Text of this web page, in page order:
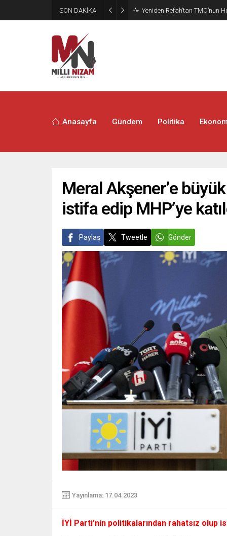
SON DAKİKA Yeniden Refah’tan TMO’nun
Anasayfa Gündem Politika
Meral Akşener’e
istifa edip MHP’ye
Paylaş Tweetle Gönder
Yayınlama: 17.04.2023
İYİ Parti’nin politikalarından rahatsız olup